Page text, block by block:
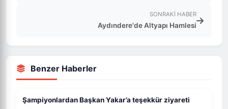
SONRAKI HABER
Aydındere'de Altyapı Hamlesi
Benzer Haberler
Şampiyonlardan Başkan Yakar’a teşekkür ziyareti